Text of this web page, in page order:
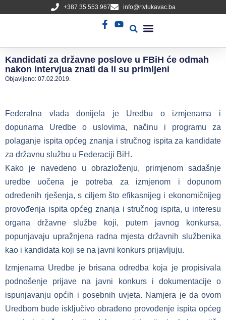
+387 35 553 967 info@rtvlukavac.ba
Kandidati za državne poslove u FBiH će odmah
nakon intervjua znati da li su primljeni
Objavljeno: 07.02.2019.
Federalna vlada donijela je Uredbu o izmjenama i
dopunama Uredbe o uslovima, načinu i programu za
polaganje ispita općeg znanja i stručnog ispita za kandidate
za državnu službu u Federaciji BiH.
Kako je navedeno u obrazloženju, primjenom sadašnje
uredbe uočena je potreba za izmjenom i dopunom
određenih rješenja, s ciljem što efikasnijeg i ekonomičnijeg
provođenja ispita općeg znanja i stručnog ispita, u interesu
organa državne službe koji, putem javnog konkursa,
popunjavaju upražnjena radna mjesta državnih službenika
kao i kandidata koji se na javni konkurs prijavljuju.
Izmjenama Uredbe je brisana odredba koja je propisivala
podnošenje prijave na javni konkurs i dokumentacije o
ispunjavanju općih i posebnih uvjeta. Namjera je da ovom
Uredbom bude isključivo obrađeno provođenje ispita općeg